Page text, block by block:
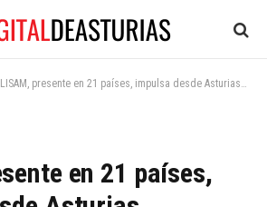
LISAM, presente en 21 países, impulsa desde Asturias soluciones de cumplimiento químico utilizadas por más de 2.500 empresas
en 21 países,